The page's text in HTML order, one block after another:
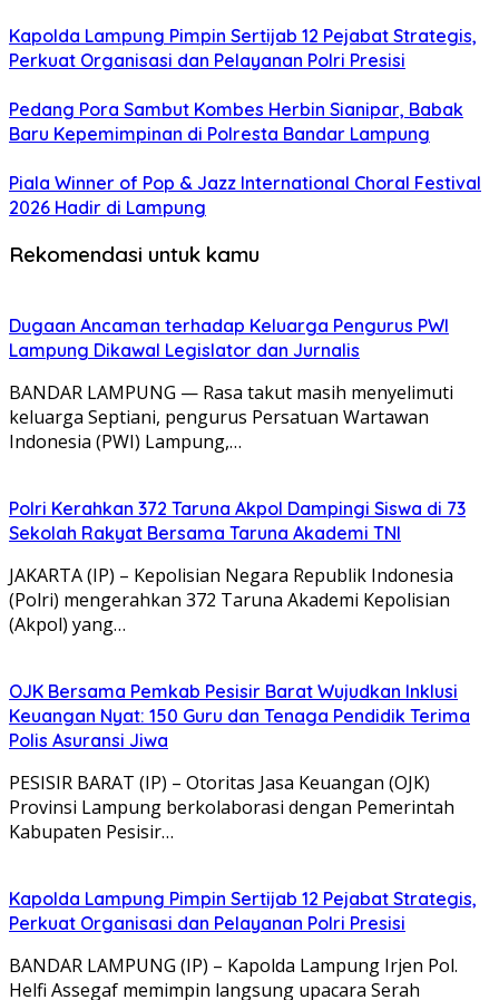
Kapolda Lampung Pimpin Sertijab 12 Pejabat Strategis,
Perkuat Organisasi dan Pelayanan Polri Presisi
Pedang Pora Sambut Kombes Herbin Sianipar, Babak
Baru Kepemimpinan di Polresta Bandar Lampung
Piala Winner of Pop & Jazz International Choral Festival
2026 Hadir di Lampung
Rekomendasi untuk kamu
Dugaan Ancaman terhadap Keluarga Pengurus PWI
Lampung Dikawal Legislator dan Jurnalis
BANDAR LAMPUNG — Rasa takut masih menyelimuti
keluarga Septiani, pengurus Persatuan Wartawan
Indonesia (PWI) Lampung,…
Polri Kerahkan 372 Taruna Akpol Dampingi Siswa di 73
Sekolah Rakyat Bersama Taruna Akademi TNI
JAKARTA (IP) – Kepolisian Negara Republik Indonesia
(Polri) mengerahkan 372 Taruna Akademi Kepolisian
(Akpol) yang…
OJK Bersama Pemkab Pesisir Barat Wujudkan Inklusi
Keuangan Nyat: 150 Guru dan Tenaga Pendidik Terima
Polis Asuransi Jiwa
PESISIR BARAT (IP) – Otoritas Jasa Keuangan (OJK)
Provinsi Lampung berkolaborasi dengan Pemerintah
Kabupaten Pesisir…
Kapolda Lampung Pimpin Sertijab 12 Pejabat Strategis,
Perkuat Organisasi dan Pelayanan Polri Presisi
BANDAR LAMPUNG (IP) – Kapolda Lampung Irjen Pol.
Helfi Assegaf memimpin langsung upacara Serah